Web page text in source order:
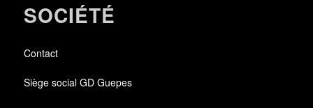
SOCIÉTÉ
Contact
Siège social GD Guepes